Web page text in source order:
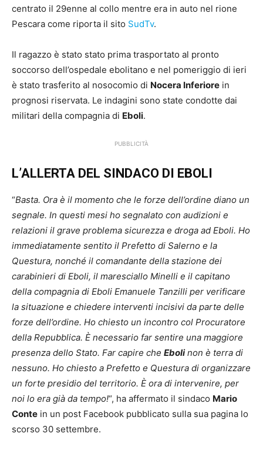
centrato il 29enne al collo mentre era in auto nel rione
Pescara come riporta il sito SudTv.
Il ragazzo è stato stato prima trasportato al pronto
soccorso dell’ospedale ebolitano e nel pomeriggio di ieri
è stato trasferito al nosocomio di Nocera Inferiore in
prognosi riservata. Le indagini sono state condotte dai
militari della compagnia di Eboli.
PUBBLICITÀ
L’ALLERTA DEL SINDACO DI EBOLI
“Basta. Ora è il momento che le forze dell’ordine diano un
segnale. In questi mesi ho segnalato con audizioni e
relazioni il grave problema sicurezza e droga ad Eboli. Ho
immediatamente sentito il Prefetto di Salerno e la
Questura, nonché il comandante della stazione dei
carabinieri di Eboli, il maresciallo Minelli e il capitano
della compagnia di Eboli Emanuele Tanzilli per verificare
la situazione e chiedere interventi incisivi da parte delle
forze dell’ordine. Ho chiesto un incontro col Procuratore
della Repubblica. È necessario far sentire una maggiore
presenza dello Stato. Far capire che Ebolinon è terra di
nessuno. Ho chiesto a Prefetto e Questura di organizzare
un forte presidio del territorio. È ora di intervenire, per
noi lo era già da tempo!“, ha affermato il sindaco Mario
Conte in un post Facebook pubblicato sulla sua pagina lo
scorso 30 settembre.